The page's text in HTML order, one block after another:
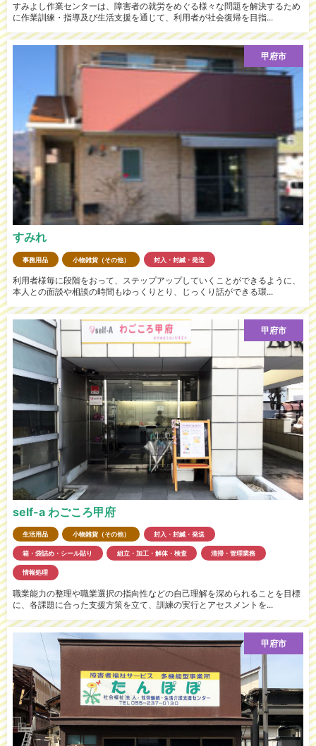
すみよし作業センターは、障害者の就労をめぐる様々な問題を解決するため
に作業訓練・指導及び生活支援を通じて、利用者が社会復帰を目指...
すみれ
甲府市
事務用品 小物雑貨（その他） 封入・封緘・発送
利用者様毎に段階をおって、ステップアップしていくことができるように、
本人との面談や相談の時間もゆっくりとり、じっくり話ができる環...
self-a わごころ甲府
甲府市
生活用品 小物雑貨（その他） 封入・封緘・発送
箱・袋詰め・シール貼り 組立・加工・解体・検査 清掃・管理業務
情報処理
職業能力の整理や職業選択の指向性などの自己理解を深められることを目標
に、各課題に合った支援方策を立て、訓練の実行とアセスメントを...
甲府市